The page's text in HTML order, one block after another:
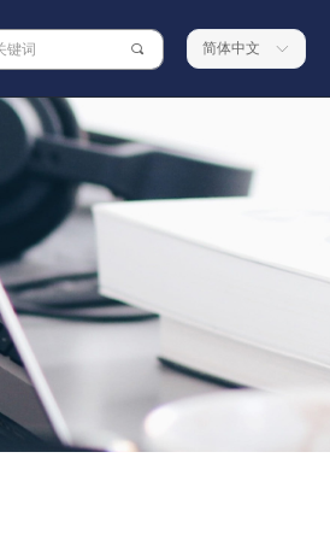
ꀅ
简体中文
끠